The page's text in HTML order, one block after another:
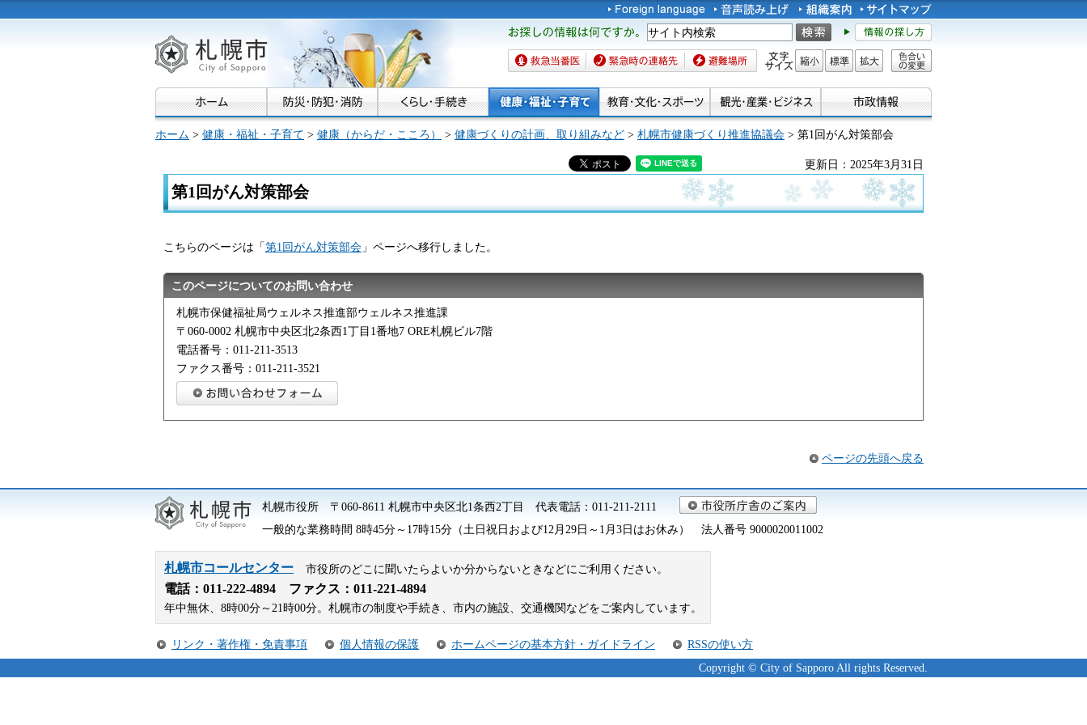
札幌市
お探しの情報は何です
か。
救急当番医 緊急時の連絡先 避難場所 文字サイズ
縮小 標準 拡大
色合い
ホーム > 健康・福祉・子育て > 健康（からだ・こころ） > 健康づくりの計画、取り組みなど > 札幌市健康づくり推進協議会 > 第1回がん対策部会
更新日：2025年3月31日
第1回がん対策部会
こちらのページは「第1回がん対策部会 」ページへ移行しました。
このページについてのお問い合わせ
札幌市保健福祉局ウェルネス推進部ウェルネス推進課
〒060-0002 札幌市中央区北2条西1丁目1番地7 ORE札幌ビル7階
電話番号：011-211-3513
ファクス番号：011-211-3521
ページの先頭へ戻る
札幌市役所 〒060-8611 札幌市中央区北1条西2丁目 代表電話：011-211-2111
一般的な業務時間 8時45分～17時15分（土日祝日および12月29日～1月3日はお休み） 法人番号 9000020011002
札幌市コールセンター 市役所のどこに聞いたらよいか分からないときなどにご利用ください。
電話： 011-222-4894 ファクス：011-221-4894
年中無休、8時00分～21時00分。札幌市の制度や手続き、市内の施設、交通機関などをご案内しています。
リンク・著作権・免責事項 個人情報の保護 ホームページの基本方針・ガイドライン
RSSの使い方
Copyright © City of Sapporo All rights Reserved.